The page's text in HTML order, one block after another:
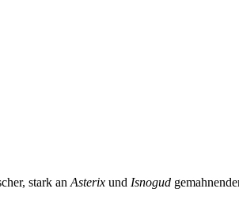
stark an Asterix und Isnogud